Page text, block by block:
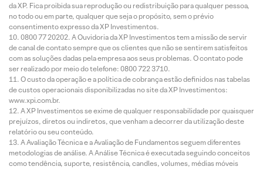
da XP. Fica proibida sua reprodução ou redistribuição para qualquer pessoa,
no todo ou em parte, qualquer que seja o propósito, sem o prévio
consentimento expresso da XP Investimentos.
0800 77 20202. A Ouvidoria da XP Investimentos tem a missão de servir
de canal de contato sempre que os clientes que não se sentirem satisfeitos
com as soluções dadas pela empresa aos seus problemas. O contato pode
ser realizado por meio do telefone: 0800 722 3710.
O custo da operação e a política de cobrança estão definidos nas tabelas
de custos operacionais disponibilizadas no site da XP Investimentos:
www.xpi.com.br.
A XP Investimentos se exime de qualquer responsabilidade por quaisquer
prejuízos, diretos ou indiretos, que venham a decorrer da utilização deste
relatório ou seu conteúdo.
A Avaliação Técnica e a Avaliação de Fundamentos seguem diferentes
metodologias de análise. A Análise Técnica é executada seguindo conceitos
como tendência, suporte, resistência, candles, volumes, médias móveis